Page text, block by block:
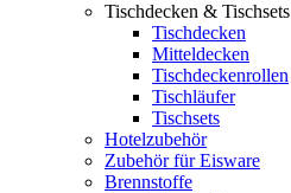
Tischdecken & Tischsets
Tischdecken
Mitteldecken
Tischdeckenrollen
Tischläufer
Tischsets
Hotelzubehör
Zubehör für Eisware
Brennstoffe